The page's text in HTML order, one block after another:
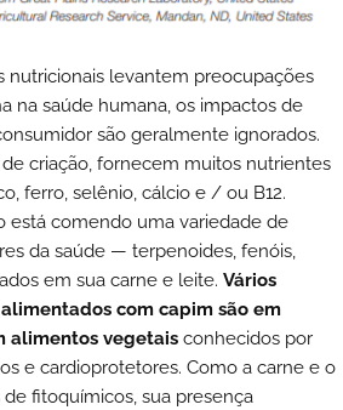
nutricionais levantem preocupações
na saúde humana, os impactos de
são geralmente ignorados.
criação, fornecem muitos nutrientes
ferro, selênio, cálcio e / ou B12.
está comendo uma variedade de
da saúde — terpenoides, fenóis,
em sua carne e leite. Vários
com capim são em
alimentos vegetais conhecidos por
e cardioprotetores. Como a carne e o
fitoquímicos, sua presença